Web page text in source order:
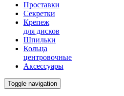
Проставки
Секретки
Крепеж
для дисков
Шпильки
Кольца
центровочные
Аксессуары
Toggle navigation